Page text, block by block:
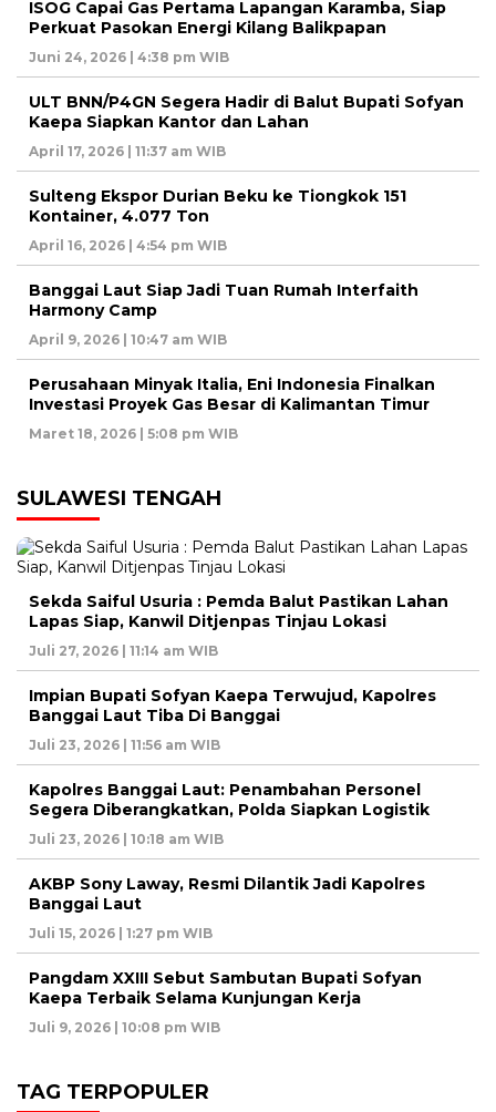
ISOG Capai Gas Pertama Lapangan Karamba, Siap
Perkuat Pasokan Energi Kilang Balikpapan
Juni 24, 2026 | 4:38 pm WIB
ULT BNN/P4GN Segera Hadir di Balut Bupati Sofyan
Kaepa Siapkan Kantor dan Lahan
April 17, 2026 | 11:37 am WIB
Sulteng Ekspor Durian Beku ke Tiongkok 151
Kontainer, 4.077 Ton
April 16, 2026 | 4:54 pm WIB
Banggai Laut Siap Jadi Tuan Rumah Interfaith
Harmony Camp
April 9, 2026 | 10:47 am WIB
Perusahaan Minyak Italia, Eni Indonesia Finalkan
Investasi Proyek Gas Besar di Kalimantan Timur
Maret 18, 2026 | 5:08 pm WIB
SULAWESI TENGAH
Sekda Saiful Usuria : Pemda Balut Pastikan Lahan
Lapas Siap, Kanwil Ditjenpas Tinjau Lokasi
Juli 27, 2026 | 11:14 am WIB
Impian Bupati Sofyan Kaepa Terwujud, Kapolres
Banggai Laut Tiba Di Banggai
Juli 23, 2026 | 11:56 am WIB
Kapolres Banggai Laut: Penambahan Personel
Segera Diberangkatkan, Polda Siapkan Logistik
Juli 23, 2026 | 10:18 am WIB
AKBP Sony Laway, Resmi Dilantik Jadi Kapolres
Banggai Laut
Juli 15, 2026 | 1:27 pm WIB
Pangdam XXIII Sebut Sambutan Bupati Sofyan
Kaepa Terbaik Selama Kunjungan Kerja
Juli 9, 2026 | 10:08 pm WIB
TAG TERPOPULER